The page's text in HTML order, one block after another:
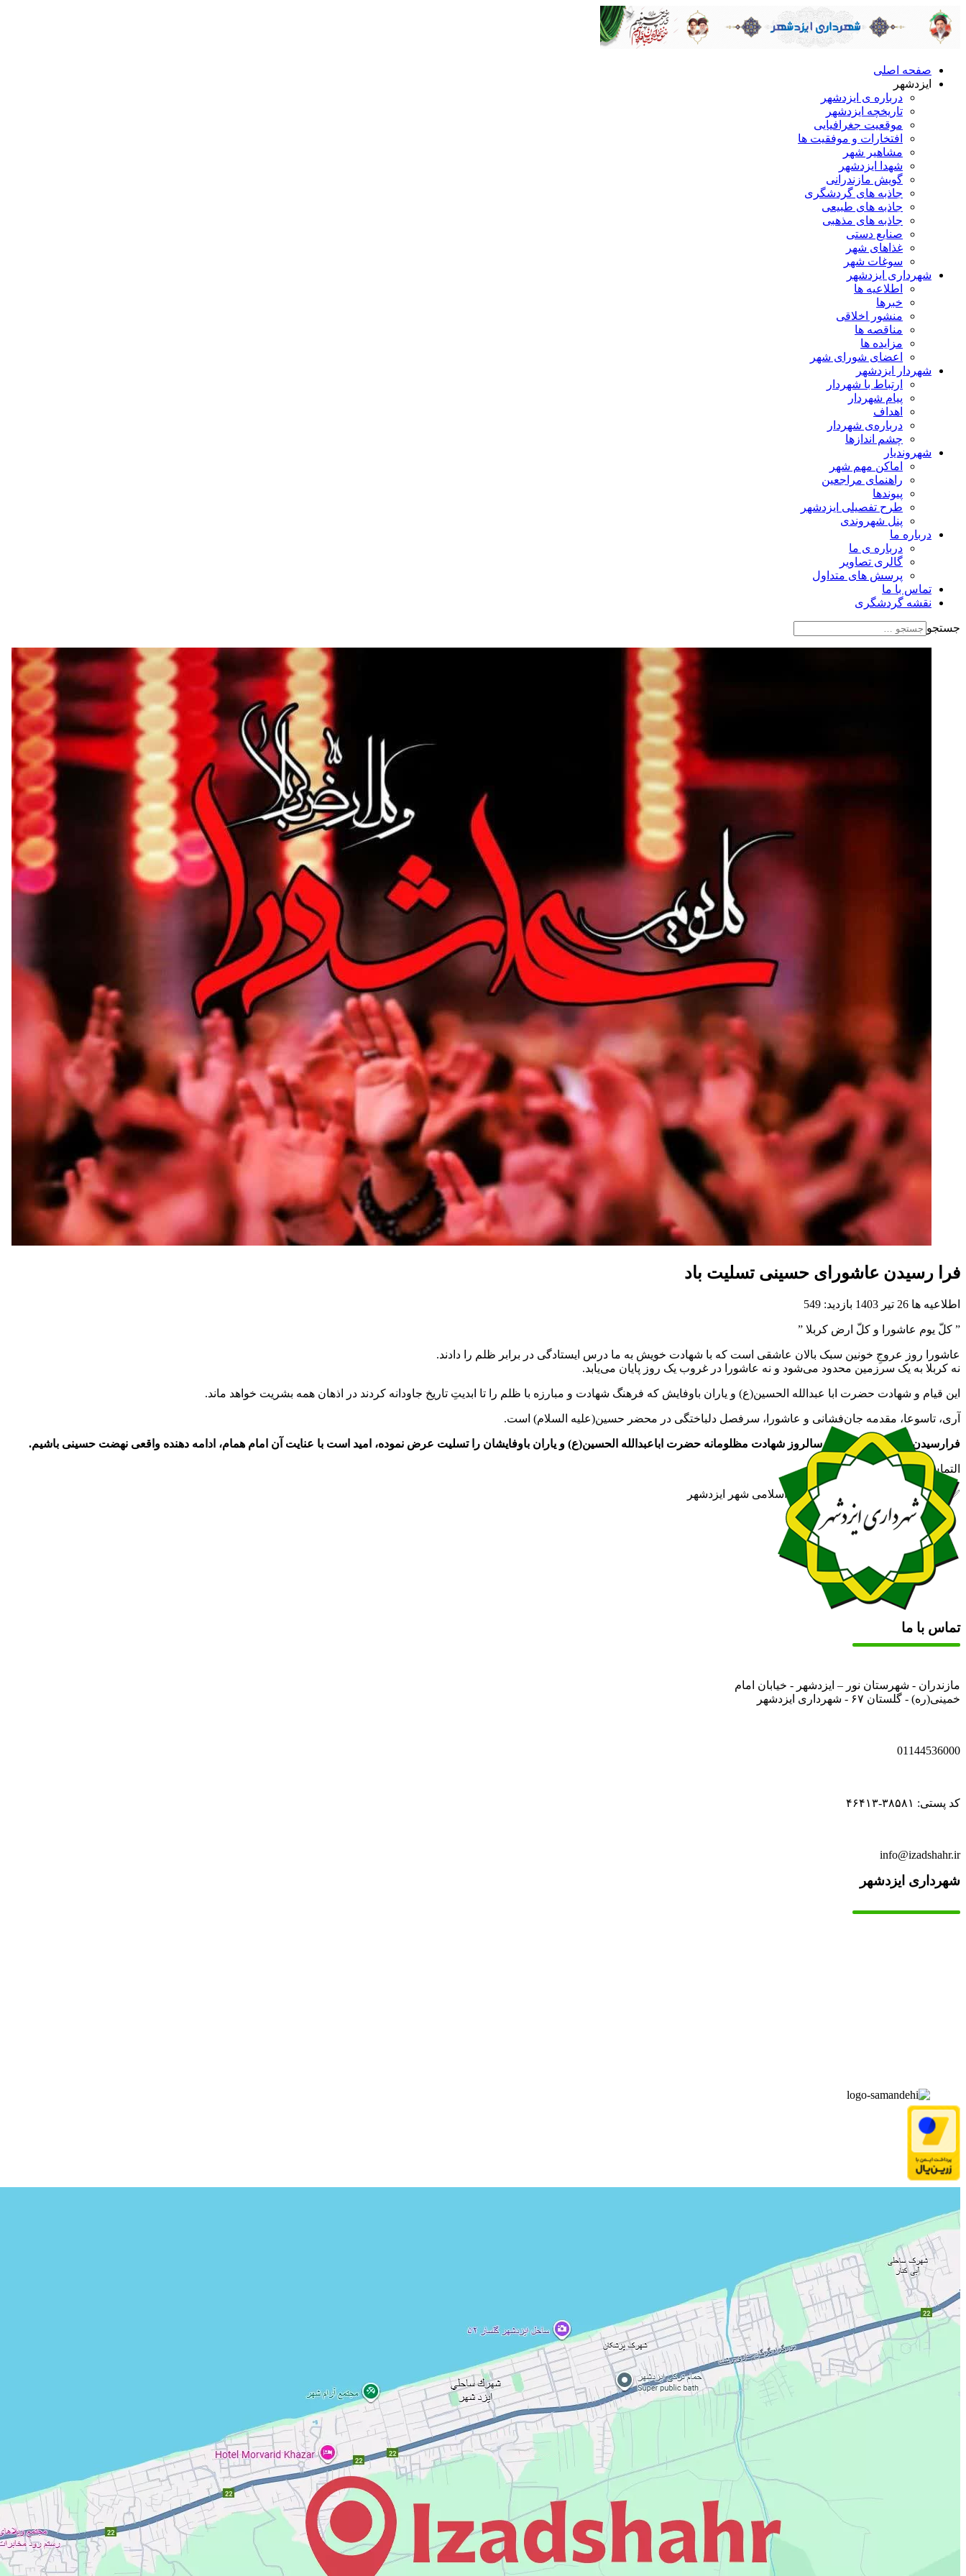
صفحه اصلی
ایزدشهر
درباره ی ایزدشهر
تاریخچه ایزدشهر
موقعیت جغرافیایی
افتخارات و موفقیت ها
مشاهیر شهر
شهدا ایزدشهر
گویش مازندرانی
جاذبه های گردشگری
جاذبه های طبیعی
جاذبه های مذهبی
صنایع دستی
غذاهای شهر
سوغات شهر
شهرداری ایزدشهر
اطلاعیه ها
خبرها
منشور اخلاقی
مناقصه ها
مزایده ها
اعضای شورای شهر
شهردار ایزدشهر
ارتباط با شهردار
پیام شهردار
اهداف
درباره‌ی شهردار
چشم اندازها
شهروندیار
اماکن مهم شهر
راهنمای مراجعین
پیوند‌ها
طرح تفصیلی ایزدشهر
پنل شهروندی
درباره ما
درباره ی ما
گالری تصاویر
پرسش های متداول
تماس با ما
نقشه گردشگری
جستجو
فرا رسیدن عاشورای حسینی تسلیت باد
اطلاعیه ها 26 تیر 1403 بازدید: 549
” کلّ یوم عاشورا و کلّ ارض کربلا ”
عاشورا روز عروجِ خونین سبک بالان عاشقی است که با شهادت خویش به ما درس ایستادگی در برابر ظلم را دادند.
نه کربلا به یک سرزمین محدود می‌شود و نه عاشورا در غروب یک روز پایان می‌یابد.
این قیام و شهادت حضرت ابا عبدالله‌ الحسین(ع) و یاران باوفایش که فرهنگ شهادت و مبارزه با ظلم را تا ابدیتِ تاریخ جاودانه کردند در اذهان همه بشریت خواهد ماند.
آری، تاسوعا، مقدمه جان‌فشانی و عاشورا، سرفصل دلباختگی در محضر حسین(علیه السلام) است.
فرارسیدن عاشورای حسینی، سالروز شهادت مظلومانه حضرت اباعبدالله الحسین(ع) و یاران باوفایشان را تسلیت عرض نموده، امید است با عنایت آن امام همام، ادامه دهنده واقعی نهضت حسینی باشیم.
التماس دعا
✅ روابط عمومی شهرداری و شورای اسلامی شهر ایزدشهر
تماس با ما
مازندران - شهرستان نور – ایزدشهر - خیابان امام
خمینی(ره) - گلستان ۶۷ - شهرداری ایزدشهر
01144536000
کد پستی: ۳۸۵۸۱-۴۶۴۱۳
info@izadshahr.ir
شهرداری ایزدشهر